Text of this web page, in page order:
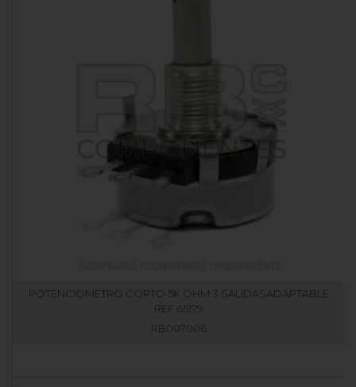
POTENCIOMETRO CORTO 5K OHM 3 SALIDASADAPTABLE
REF 65179
RB007006